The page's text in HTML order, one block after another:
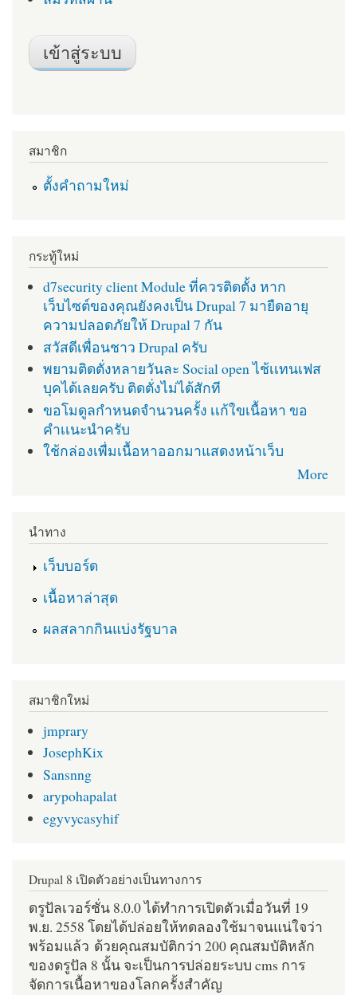
สมาชิก
ตั้งคำถามใหม่
กระทู้ใหม่
d7security client Module ที่ควรติดตั้ง หาก
เว็บไซต์ของคุณยังคงเป็น Drupal 7 มายืดอายุ
ความปลอดภัยให้ Drupal 7 กัน
สวัสดีเพื่อนชาว Drupal ครับ
พยามติดตั่งหลายวันละ Social open ไช้เเทนเฟส
บุคได้เลยครับ ติดตั่งไม่ได้สักที
ขอโมดูลกำหนดจำนวนครั้ง เเก้ใขเนื้อหา ขอ
คำเเนะนำครับ
ใช้กล่องเพื่มเนื้อหาออกมาแสดงหน้าเว็บ
More
นำทาง
เว็บบอร์ด
เนื้อหาล่าสุด
ผลสลากกินแบ่งรัฐบาล
สมาชิกใหม่
jmprary
JosephKix
Sansnng
arypohapalat
egyvycasyhif
Drupal 8 เปิดตัวอย่างเป็นทางการ
ดรูปัลเวอร์ชั่น 8.0.0 ได้ทำการเปิดตัวเมื่อวันที่ 19
พ.ย. 2558 โดยได้ปล่อยให้ทดลองใช้มาจนแน่ใจว่า
พร้อมแล้ว ด้วยคุณสมบัติกว่า 200 คุณสมบัติหลัก
ของดรูปัล 8 นั้น จะเป็นการปล่อยระบบ cms การ
จัดการเนื้อหาของโลกครั้งสำคัญ